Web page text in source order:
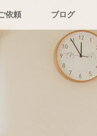
依頼 ブログ